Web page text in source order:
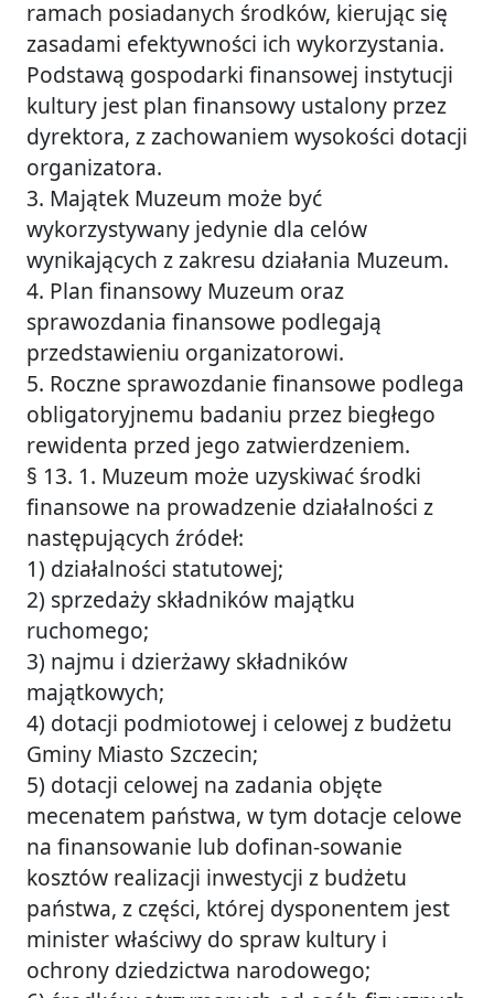
ramach posiadanych środków, kierując się
zasadami efektywności ich wykorzystania.
Podstawą gospodarki finansowej instytucji
kultury jest plan finansowy ustalony przez
dyrektora, z zachowaniem wysokości dotacji
organizatora.
3. Majątek Muzeum może być
wykorzystywany jedynie dla celów
wynikających z zakresu działania Muzeum.
4. Plan finansowy Muzeum oraz
sprawozdania finansowe podlegają
przedstawieniu organizatorowi.
5. Roczne sprawozdanie finansowe podlega
obligatoryjnemu badaniu przez biegłego
rewidenta przed jego zatwierdzeniem.
§ 13. 1. Muzeum może uzyskiwać środki
finansowe na prowadzenie działalności z
następujących źródeł:
1) działalności statutowej;
2) sprzedaży składników majątku
ruchomego;
3) najmu i dzierżawy składników
majątkowych;
4) dotacji podmiotowej i celowej z budżetu
Gminy Miasto Szczecin;
5) dotacji celowej na zadania objęte
mecenatem państwa, w tym dotacje celowe
na finansowanie lub dofinan-sowanie
kosztów realizacji inwestycji z budżetu
państwa, z części, której dysponentem jest
minister właściwy do spraw kultury i
ochrony dziedzictwa narodowego;